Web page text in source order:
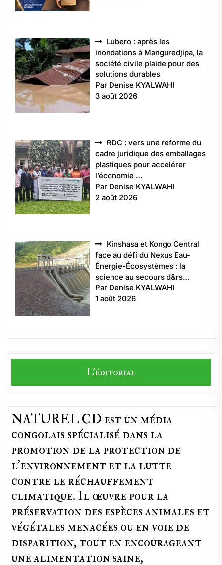
Lubero : après les
inondations à Manguredjipa, la
société civile plaide pour des
solutions durables
Par Denise KYALWAHI
3 août 2026
RDC : vers une réforme du
cadre juridique des emballages
plastiques pour accélérer
l’économie …
Par Denise KYALWAHI
2 août 2026
Kinshasa et Kongo Central
face au défi du Nexus Eau-
Énergie-Écosystèmes : la
science au secours d&rs…
Par Denise KYALWAHI
1 août 2026
L'éditorial
NATUREL CD est un média
congolais spécialisé dans la
promotion de la protection de
l’environnement et la lutte
contre le réchauffement
climatique. Il œuvre pour la
préservation des espèces animales et
végétales menacées ou en voie de
disparition, tout en encourageant
une alimentation saine,